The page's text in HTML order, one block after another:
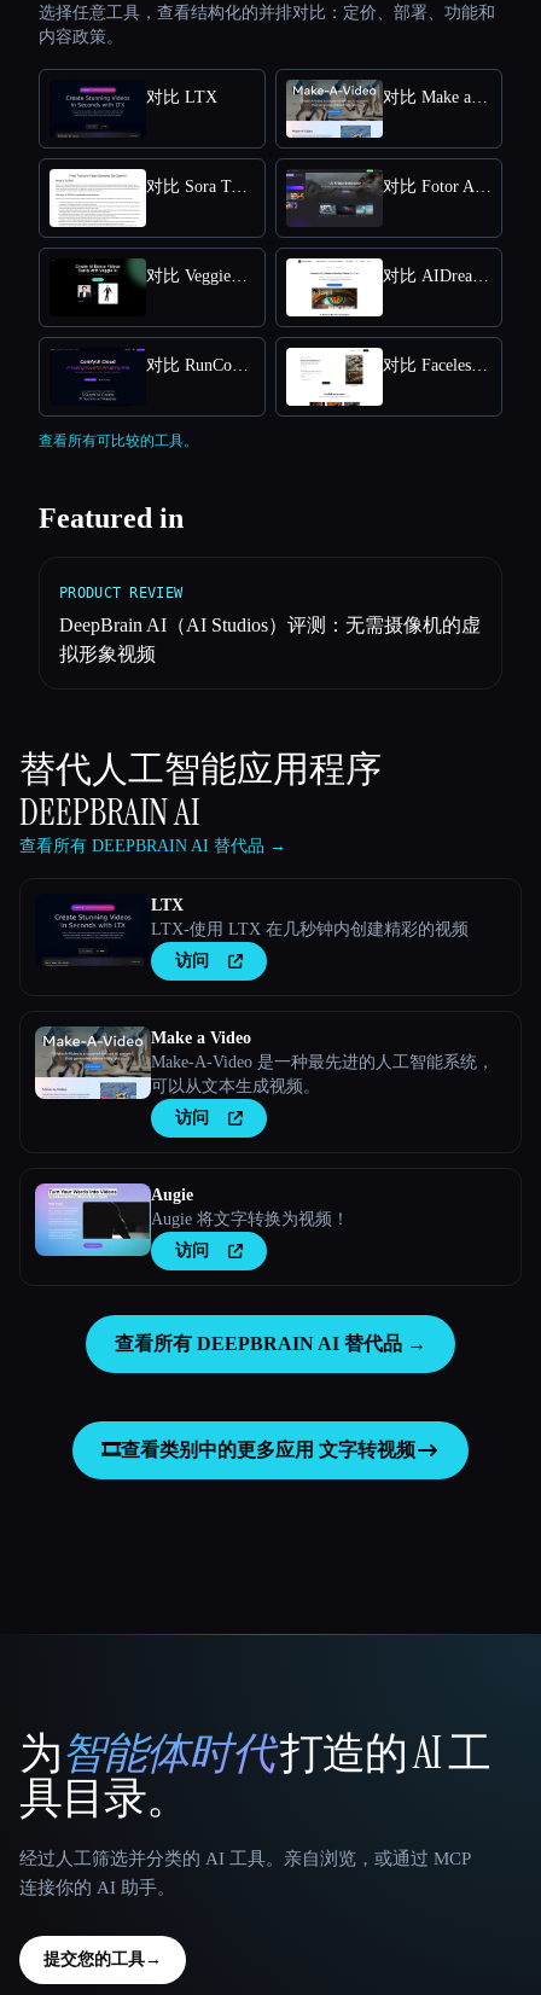
选择任意工具，查看结构化的并排对比：定价、部署、功能和
内容政策。
对比 LTX 对比 Make a Video
对比 Sora Town 对比 Fotor AI video generator
对比 VeggieAI.dance: Create AI Dance Videos with Veggie AI Free Online 对比 AIDreamMachine
对比 RunComfy 对比 Faceless Videos AI
查看所有可比较的工具。
Featured in
PRODUCT REVIEW
DeepBrain AI（AI Studios）评测：无需摄像机的虚
拟形象视频
替代人工智能应用程序
DEEPBRAIN AI
查看所有 DEEPBRAIN AI 替代品 →
LTX
LTX-使用 LTX 在几秒钟内创建精彩的视频
访问
Make a Video
Make-A-Video 是一种最先进的人工智能系统，
可以从文本生成视频。
访问
Augie
Augie 将文字转换为视频！
访问
查看所有 DEEPBRAIN AI 替代品 →
🎞️查看类别中的更多应用 文字转视频
That AI Collection
为智能体时代打造的 AI 工
具目录。
经过人工筛选并分类的 AI 工具。亲自浏览，或通过 MCP
连接你的 AI 助手。
提交您的工具→